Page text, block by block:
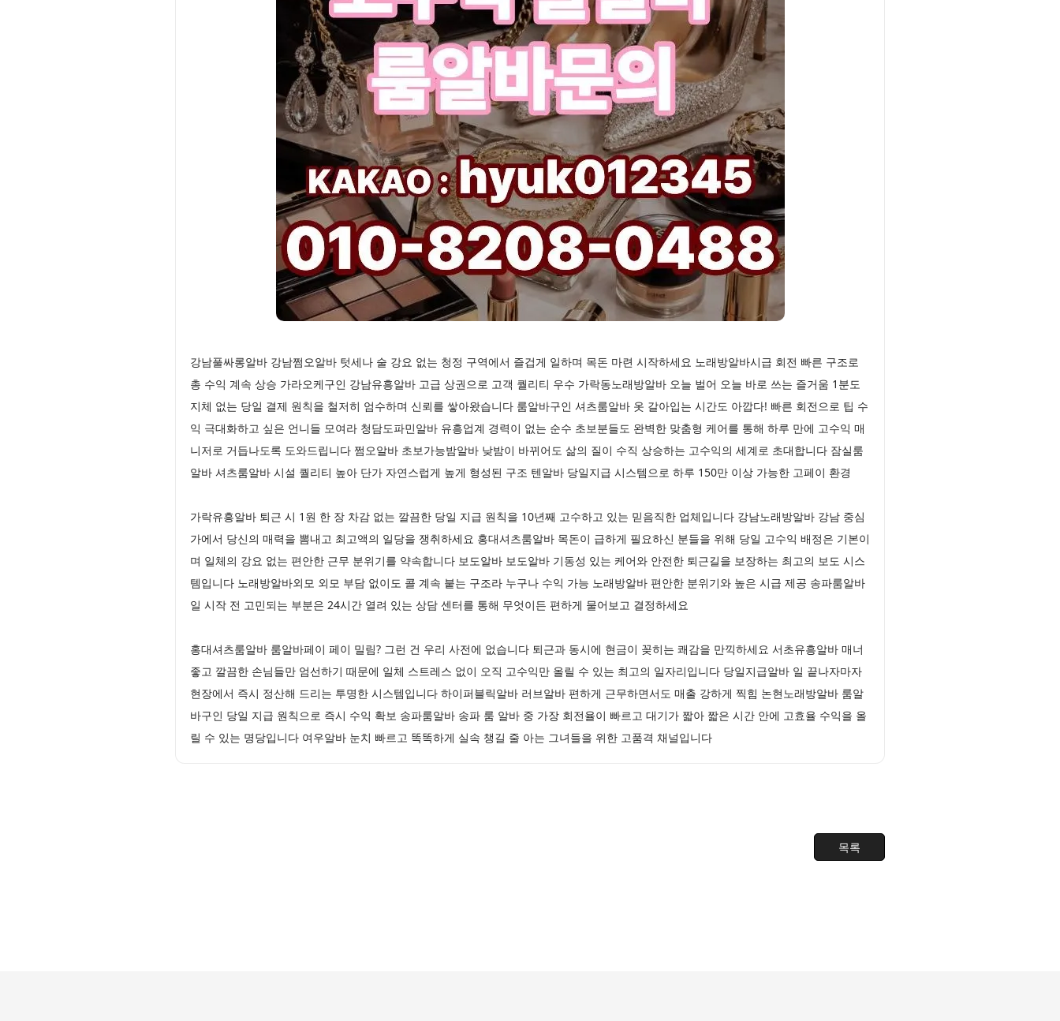
강남풀싸롱알바 강남쩜오알바 텃세나 술 강요 없는 청정 구역에서 즐겁게 일하며 목돈 마련 시작하세요 노래방알바시급 회전 빠른 구조로
총 수익 계속 상승 가라오케구인 강남유흥알바 고급 상권으로 고객 퀄리티 우수 가락동노래방알바 오늘 벌어 오늘 바로 쓰는 즐거움 1분도
지체 없는 당일 결제 원칙을 철저히 엄수하며 신뢰를 쌓아왔습니다 룸알바구인 셔츠룸알바 옷 갈아입는 시간도 아깝다! 빠른 회전으로 팁 수
익 극대화하고 싶은 언니들 모여라 청담도파민알바 유흥업계 경력이 없는 순수 초보분들도 완벽한 맞춤형 케어를 통해 하루 만에 고수익 매
니저로 거듭나도록 도와드립니다 쩜오알바 초보가능밤알바 낮밤이 바뀌어도 삶의 질이 수직 상승하는 고수익의 세계로 초대합니다 잠실룸
알바 셔츠룸알바 시설 퀄리티 높아 단가 자연스럽게 높게 형성된 구조 텐알바 당일지급 시스템으로 하루 150만 이상 가능한 고페이 환경
가락유흥알바 퇴근 시 1원 한 장 차감 없는 깔끔한 당일 지급 원칙을 10년째 고수하고 있는 믿음직한 업체입니다 강남노래방알바 강남 중심
가에서 당신의 매력을 뽐내고 최고액의 일당을 쟁취하세요 홍대셔츠룸알바 목돈이 급하게 필요하신 분들을 위해 당일 고수익 배정은 기본이
며 일체의 강요 없는 편안한 근무 분위기를 약속합니다 보도알바 보도알바 기동성 있는 케어와 안전한 퇴근길을 보장하는 최고의 보도 시스
템입니다 노래방알바외모 외모 부담 없이도 콜 계속 붙는 구조라 누구나 수익 가능 노래방알바 편안한 분위기와 높은 시급 제공 송파룸알바
일 시작 전 고민되는 부분은 24시간 열려 있는 상담 센터를 통해 무엇이든 편하게 물어보고 결정하세요
홍대셔츠룸알바 룸알바페이 페이 밀림? 그런 건 우리 사전에 없습니다 퇴근과 동시에 현금이 꽂히는 쾌감을 만끽하세요 서초유흥알바 매너
좋고 깔끔한 손님들만 엄선하기 때문에 일체 스트레스 없이 오직 고수익만 올릴 수 있는 최고의 일자리입니다 당일지급알바 일 끝나자마자
현장에서 즉시 정산해 드리는 투명한 시스템입니다 하이퍼블릭알바 러브알바 편하게 근무하면서도 매출 강하게 찍힘 논현노래방알바 룸알
바구인 당일 지급 원칙으로 즉시 수익 확보 송파룸알바 송파 룸 알바 중 가장 회전율이 빠르고 대기가 짧아 짧은 시간 안에 고효율 수익을 올
릴 수 있는 명당입니다 여우알바 눈치 빠르고 똑똑하게 실속 챙길 줄 아는 그녀들을 위한 고품격 채널입니다
목록